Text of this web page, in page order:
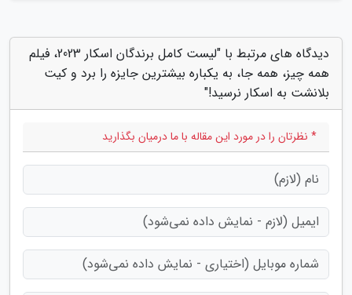
دیدگاه های مرتبط با "لیست کامل برندگان اسکار 2023، فیلم
همه چیز، همه جا، به یکباره بیشترین جایزه را برد و کیت
بلانشت به اسکار نرسید!"
* نظرتان را در مورد این مقاله با ما درمیان بگذارید